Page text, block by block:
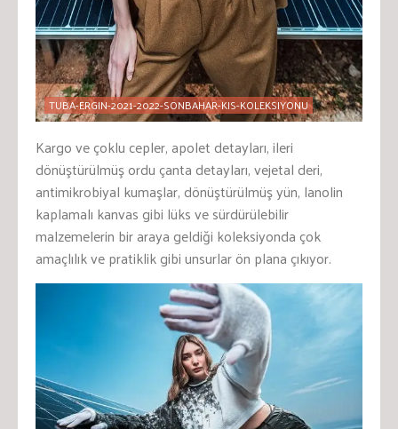
TUBA-ERGIN-2021-2022-SONBAHAR-KIS-KOLEKSIYONU
Kargo ve çoklu cepler, apolet detayları, ileri
dönüştürülmüş ordu çanta detayları, vejetal deri,
antimikrobiyal kumaşlar, dönüştürülmüş yün, lanolin
kaplamalı kanvas gibi lüks ve sürdürülebilir
malzemelerin bir araya geldiği koleksiyonda çok
amaçlılık ve pratiklik gibi unsurlar ön plana çıkıyor.